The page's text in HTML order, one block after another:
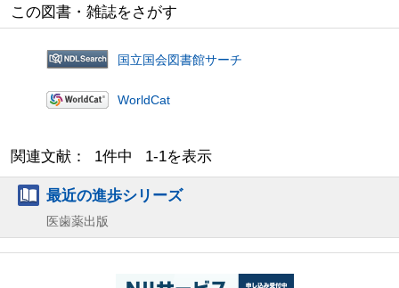
この図書・雑誌をさがす
国立国会図書館サーチ
WorldCat
関連文献： 1件中 1-1を表示
最近の進歩シリーズ
医歯薬出版